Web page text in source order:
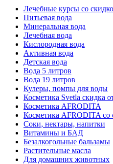
Лечебные курсы со
Питьевая вода
Минеральная вода
Лечебная вода
Кислородная вода
Активная вода
Детская вода
Вода 5 литров
Вода 19 литров
Кулеры, помпы для воды
Косметика Svetla скидка
Косметика AFRODITA
Косметика AFRODITA со
Соки, нектары, напитки
Витамины и БАД
Безалкогольные бальзамы
Растительные масла
Для домашних животных